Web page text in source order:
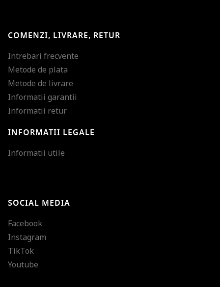
COMENZI, LIVRARE, RETUR
Intrebari frecvente
Metode de plata
Metode de livrare
Informatii garantii
Informatii retur
INFORMATII LEGALE
Informatii utile
SOCIAL MEDIA
Facebook
Instagram
TikTok
Youtube